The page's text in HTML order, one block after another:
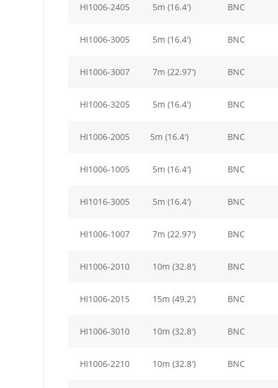
HI1006-2405 5m (16.4′) BNC
HI1006-3005 5m (16.4′) BNC
HI1006-3007 7m (22.97′) BNC
HI1006-3205 5m (16.4′) BNC
HI1006-2005 5m (16.4′) BNC
HI1006-1005 5m (16.4′) BNC
HI1016-3005 5m (16.4′) BNC
HI1006-1007 7m (22.97′) BNC
HI1006-2010 10m (32.8′) BNC
HI1006-2015 15m (49.2′) BNC
HI1006-3010 10m (32.8′) BNC
HI1006-2210 10m (32.8′) BNC